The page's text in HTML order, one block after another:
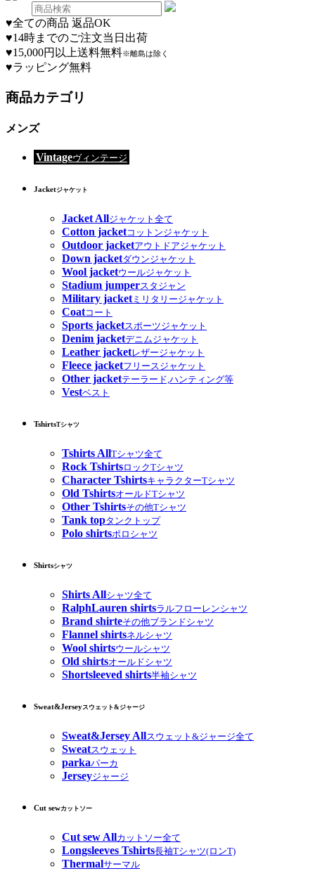
♥全ての商品 返品OK
♥14時までのご注文当日出荷
♥15,000円以上送料無料※離島は除く
♥ラッピング無料
商品カテゴリ
メンズ
Vintageヴィンテージ
Jacketジャケット
Jacket Allジャケット全て
Cotton jacketコットンジャケット
Outdoor jacketアウトドアジャケット
Down jacketダウンジャケット
Wool jacketウールジャケット
Stadium jumperスタジャン
Military jacketミリタリージャケット
Coatコート
Sports jacketスポーツジャケット
Denim jacketデニムジャケット
Leather jacketレザージャケット
Fleece jacketフリースジャケット
Other jacketテーラード,ハンティング等
Vestベスト
TshirtsTシャツ
Tshirts AllTシャツ全て
Rock TshirtsロックTシャツ
Character TshirtsキャラクターTシャツ
Old TshirtsオールドTシャツ
Other Tshirtsその他Tシャツ
Tank topタンクトップ
Polo shirtsポロシャツ
Shirtsシャツ
Shirts Allシャツ全て
RalphLauren shirtsラルフローレンシャツ
Brand shirteその他ブランドシャツ
Flannel shirtsネルシャツ
Wool shirtsウールシャツ
Old shirtsオールドシャツ
Shortsleeved shirts半袖シャツ
Sweat&Jerseyスウェット&ジャージ
Sweat&Jersey Allスウェット&ジャージ全て
Sweatスウェット
parkaパーカ
Jerseyジャージ
Cut sewカットソー
Cut sew Allカットソー全て
Longsleeves Tshirts長袖Tシャツ(ロンT)
Thermalサーマル